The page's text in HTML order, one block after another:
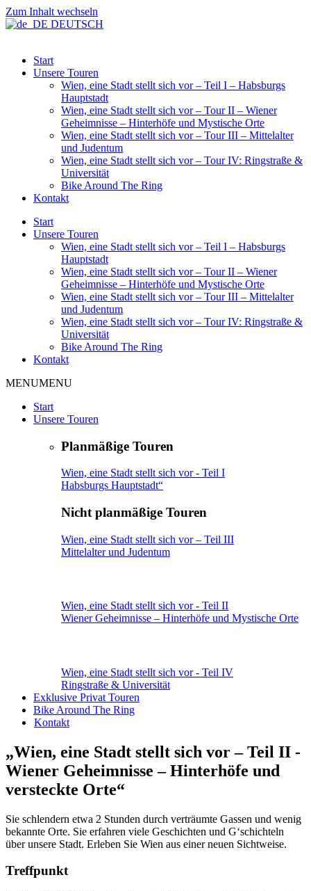
Zum Inhalt wechseln
DEUTSCH
Start
Unsere Touren
Wien, eine Stadt stellt sich vor – Teil I – Habsburgs
Hauptstadt
Wien, eine Stadt stellt sich vor – Tour II – Wiener
Geheimnisse – Hinterhöfe und Mystische Orte
Wien, eine Stadt stellt sich vor – Tour III – Mittelalter
und Judentum
Wien, eine Stadt stellt sich vor – Tour IV: Ringstraße &
Universität
Bike Around The Ring
Kontakt
Start
Unsere Touren
Wien, eine Stadt stellt sich vor – Teil I – Habsburgs
Hauptstadt
Wien, eine Stadt stellt sich vor – Tour II – Wiener
Geheimnisse – Hinterhöfe und Mystische Orte
Wien, eine Stadt stellt sich vor – Tour III – Mittelalter
und Judentum
Wien, eine Stadt stellt sich vor – Tour IV: Ringstraße &
Universität
Bike Around The Ring
Kontakt
MENUMENU
Start
Unsere Touren
Planmäßige Touren
Wien, eine Stadt stellt sich vor - Teil I
Habsburgs Hauptstadt“
Nicht planmäßige Touren
Wien, eine Stadt stellt sich vor – Teil III
Mittelalter und Judentum
Wien, eine Stadt stellt sich vor - Teil II
Wiener Geheimnisse – Hinterhöfe und Mystische Orte
Wien, eine Stadt stellt sich vor - Teil IV
Ringstraße & Universität
Exklusive Privat Touren
Bike Around The Ring
Kontakt
„Wien, eine Stadt stellt sich vor – Teil II -
Wiener Geheimnisse – Hinterhöfe und
versteckte Orte“
Sie schlendern etwa 2 Stunden durch verträumte Gassen und wenig
bekannte Orte. Sie erfahren viele Geschichten und G‘schichteln
über unsere Stadt. Erleben Sie Wien aus einer neuen Sichtweise.
Treffpunkt